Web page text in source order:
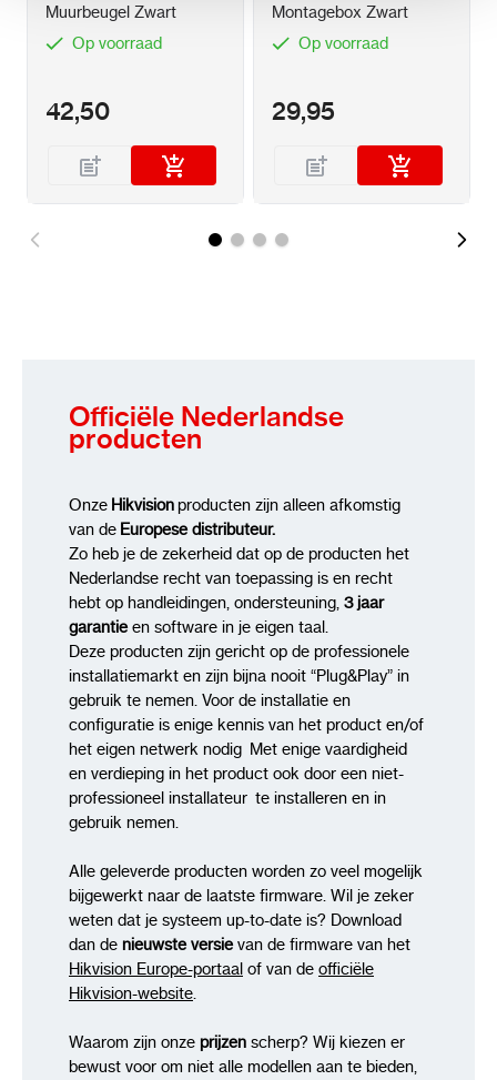
Muurbeugel Zwart
Op voorraad
42,50
Montagebox Zwart
Op voorraad
29,95
Officiële Nederlandse
producten
Onze Hikvisionproducten zijn alleen afkomstig
van de Europese distributeur.
Zo heb je de zekerheid dat op de producten het
Nederlandse recht van toepassing is en recht
hebt op handleidingen, ondersteuning, 3 jaar
garantieen software in je eigen taal.
Deze producten zijn gericht op de professionele
installatiemarkt en zijn bijna nooit “Plug&Play” in
gebruik te nemen. Voor de installatie en
configuratie is enige kennis van het product en/of
het eigen netwerk nodig Met enige vaardigheid
en verdieping in het product ook door een niet-
professioneel installateur te installeren en in
gebruik nemen.
Alle geleverde producten worden zo veel mogelijk
bijgewerkt naar de laatste firmware. Wil je zeker
weten dat je systeem up-to-date is? Download
dan de nieuwste versievan de firmware van het
Hikvision Europe-portaal of van de officiële
Hikvision-website.
Waarom zijn onze prijzen scherp? Wij kiezen er
bewust voor om niet alle modellen aan te bieden,